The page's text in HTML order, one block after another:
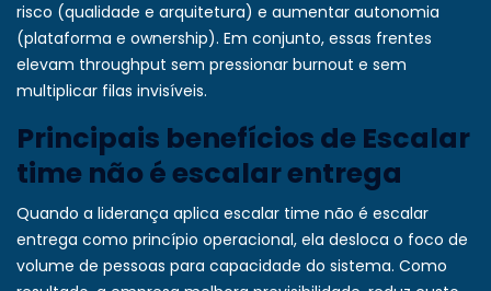
risco (qualidade e arquitetura) e aumentar autonomia
(plataforma e ownership). Em conjunto, essas frentes
elevam throughput sem pressionar burnout e sem
multiplicar filas invisíveis.
Principais benefícios de Escalar
time não é escalar entrega
Quando a liderança aplica escalar time não é escalar
entrega como princípio operacional, ela desloca o foco de
volume de pessoas para capacidade do sistema. Como